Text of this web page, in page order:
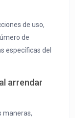
de uso,
de
específicas del
arrendar
maneras,